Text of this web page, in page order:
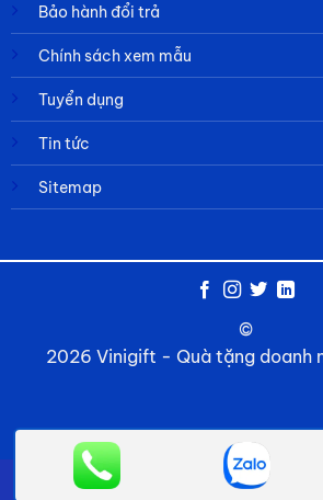
Bảo hành đổi trả
Chính sách xem mẫu
Tuyển dụng
Tin tức
Sitemap
©
2026 Vinigift - Quà tặng doanh
Về chúng tôi Câu hỏi thường gặp